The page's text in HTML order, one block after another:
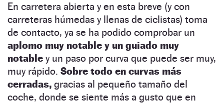
En carretera abierta y en esta breve (y con
carreteras húmedas y llenas de ciclistas) toma
de contacto, ya se ha podido comprobar un
aplomo muy notable y un guiado muy
notable y un paso por curva que puede ser muy,
muy rápido. Sobre todo en curvas más
cerradas, gracias al pequeño tamaño del
coche, donde se siente más a gusto que en